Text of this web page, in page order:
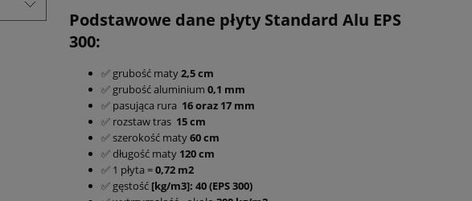
Podstawowe dane płyty Standard Alu EPS
300:
✅ grubość maty2,5 cm
✅ grubość aluminium 0,1 mm
✅ pasująca rura 16 oraz 17 mm
✅ rozstaw tras 15 cm
✅ szerokość maty60 cm
✅ długość maty 120 cm
✅ 1 płyta =0,72 m2
✅ gęstość [kg/m3]: 40 (EPS 300)